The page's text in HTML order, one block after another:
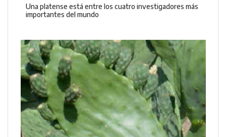
Una platense está entre los cuatro investigadores más
importantes del mundo